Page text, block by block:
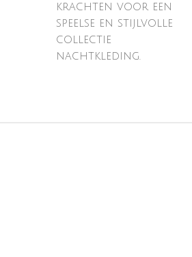
krachten voor een
speelse en stijlvolle
collectie
nachtkleding.